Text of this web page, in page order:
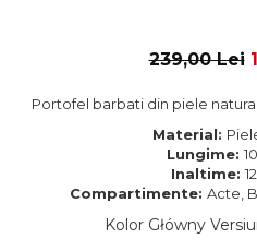
239,00 Lei
Portofel barbati din piele
Material:
Lungime:
Inaltime:
Compartimente: Acte,
Kolor Główny